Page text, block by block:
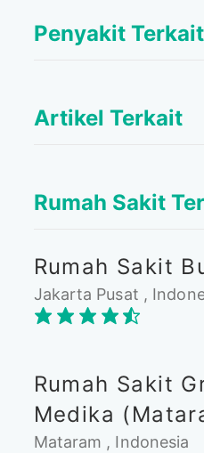
Penyakit Terkait
Artikel Terkait
Rumah Sakit
Rumah Sakit
Jakarta Pusat ,
Rumah Sakit
Medika
Mataram , Indonesia